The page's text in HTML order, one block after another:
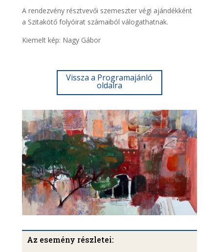
A rendezvény résztvevői szemeszter végi ajándékként
a Szitakötő folyóirat számaiból válogathatnak.
Kiemelt kép: Nagy Gábor
Vissza a Programajánló
oldalra
Az esemény részletei: